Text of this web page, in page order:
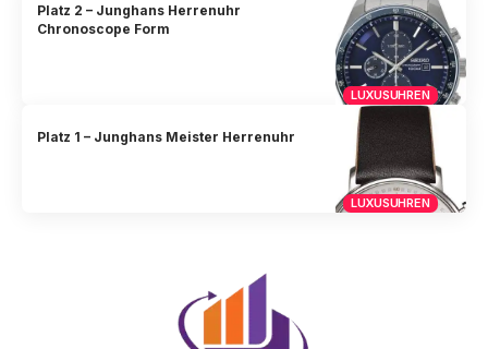
LUXUSUHREN
Platz 2 – Junghans Herrenuhr
Chronoscope Form
LUXUSUHREN
Platz 1 – Junghans Meister Herrenuhr